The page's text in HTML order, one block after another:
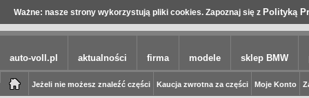
Ważne: nasze strony wykorzystują pliki cookies. Zapoznaj się z Polityką
auto-voll.pl aktualności firma modele sklep BMW
Jeżeli nie możesz znaleźć części Kaucja zwrotna za części Moje Konto